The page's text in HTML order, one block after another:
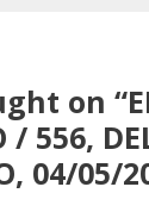
on “
/ 556,
04/05/